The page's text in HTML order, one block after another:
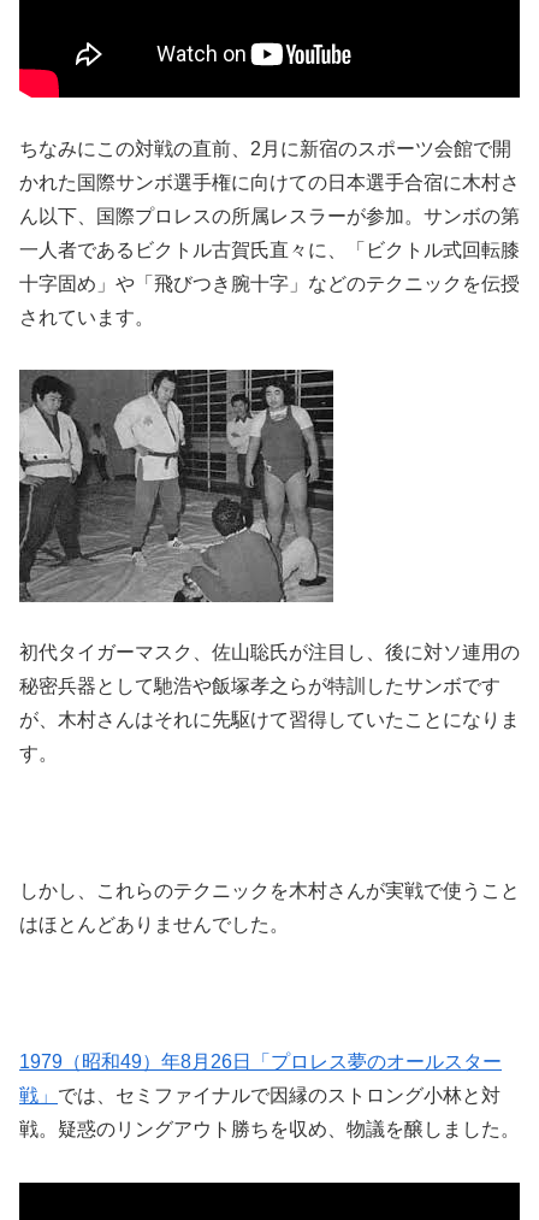
ちなみにこの対戦の直前、2月に新宿のスポーツ会館で開
かれた国際サンボ選手権に向けての日本選手合宿に木村さ
ん以下、国際プロレスの所属レスラーが参加。サンボの第
一人者であるビクトル古賀氏直々に、「ビクトル式回転膝
十字固め」や「飛びつき腕十字」などのテクニックを伝授
されています。
初代タイガーマスク、佐山聡氏が注目し、後に対ソ連用の
秘密兵器として馳浩や飯塚孝之らが特訓したサンボです
が、木村さんはそれに先駆けて習得していたことになりま
す。
しかし、これらのテクニックを木村さんが実戦で使うこと
はほとんどありませんでした。
1979（昭和49）年8月26日「プロレス夢のオールスター
戦」 では、セミファイナルで因縁のストロング小林と対
戦。疑惑のリングアウト勝ちを収め、物議を醸しました。